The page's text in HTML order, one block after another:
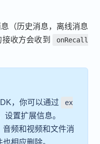
（历史消息，离线消息
收方会收到
onRecall
，你可以通过
ex
置扩展信息。
音频和视频和文件消